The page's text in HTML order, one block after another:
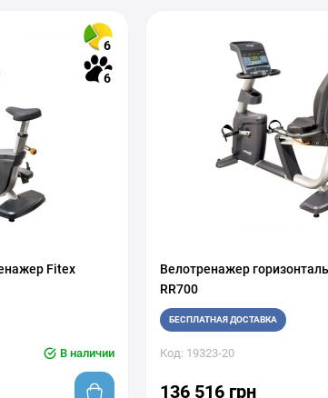
6
6
Fitex
В наличии
Велотренажер
RR700
БЕСПЛАТНАЯ ДОСТАВКА
Код: 19323-20
136 516 грн